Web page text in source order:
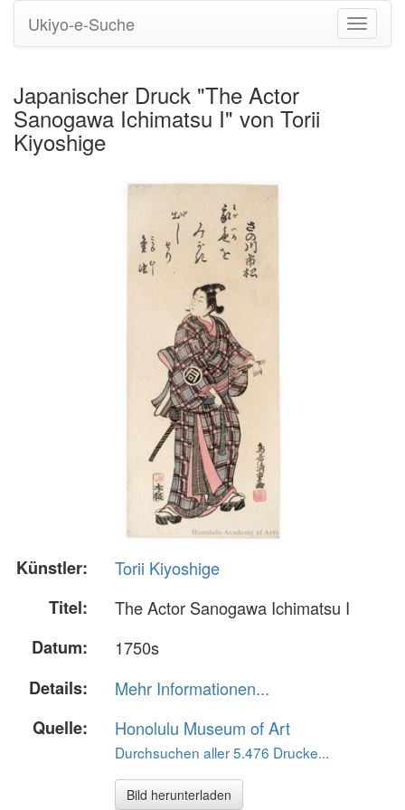
Ukiyo-e-Suche
Japanischer Druck "The Actor
Sanogawa Ichimatsu I" von Torii
Kiyoshige
Künstler:
Torii Kiyoshige
Titel:
The Actor Sanogawa Ichimatsu I
Datum:
1750s
Details:
Mehr Informationen...
Quelle:
Honolulu Museum of Art
Durchsuchen aller 5.476 Drucke...
Bild herunterladen